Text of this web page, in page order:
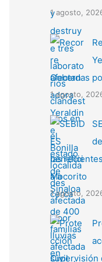
1 agosto,
afectadas
1 agosto,
las
Mocorito
1 agosto,
supervisión